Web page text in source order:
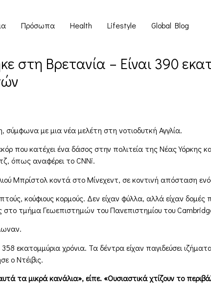
Πρόσωπα Health Lifestyle Global Blog
στη Βρετανία – Είναι 390
με μια νέα μελέτη στη νοτιοδυτκή Αγγλία.
που κατέχει ένα δάσος στην πολιτεία της Νέας Υόρκης
όπως αναφέρει το CNNi.
Μπρίστολ κοντά στο Μίνεχεντ, σε κοντινή απόσταση
κούφιους κορμούς. Δεν είχαν φύλλα, αλλά είχαν δομές
στο τμήμα Γεωεπιστημών του Πανεπιστημίου του
εκατομμύρια χρόνια. Τα δέντρα είχαν παγιδεύσει
ο Ντέιβις.
τα μικρά κανάλια», είπε. «Ουσιαστικά χτίζουν το